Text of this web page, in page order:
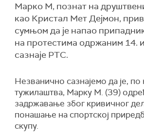
Марко М, познат на
као Кристал Мет Дејмон,
сумњом да је напао
на протестима одржаним 14.
сазнаје РТС.
Незванично сазнајемо да је, по
тужилаштва, Марку М. (39)
задржавање због кривичног
понашање на спортској
скупу.